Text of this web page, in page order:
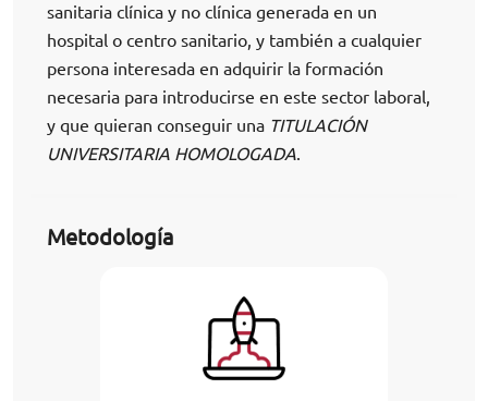
sanitaria clínica y no clínica generada en un
hospital o centro sanitario, y también a cualquier
persona interesada en adquirir la formación
necesaria para introducirse en este sector laboral,
y que quieran conseguir una TITULACIÓN
UNIVERSITARIA HOMOLOGADA.
Metodología